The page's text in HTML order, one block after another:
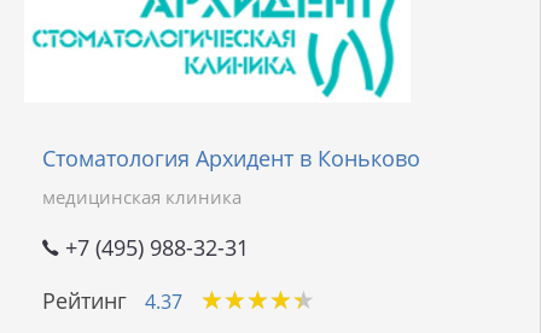
Стоматология Архидент в Коньково
медицинская клиника
+7 (495) 988-32-31
Рейтинг
4.37 ★★★★★
★★★★★